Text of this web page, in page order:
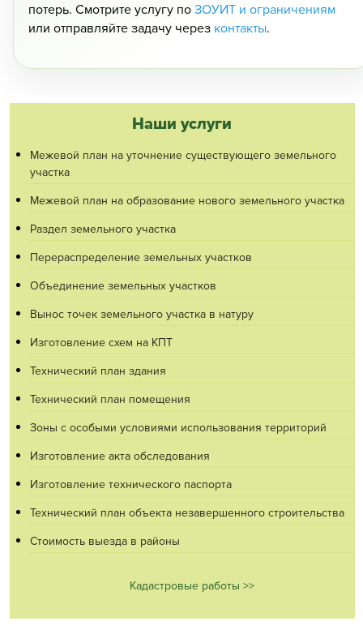
потерь. Смотрите услугу по ЗОУИТ и ограничениям
или отправляйте задачу через контакты.
Наши услуги
Межевой план на уточнение существующего земельного
участка
Межевой план на образование нового земельного участка
Раздел земельного участка
Перераспределение земельных участков
Объединение земельных участков
Вынос точек земельного участка в натуру
Изготовление схем на КПТ
Технический план здания
Технический план помещения
Зоны с особыми условиями использования территорий
Изготовление акта обследования
Изготовление технического паспорта
Технический план объекта незавершенного строительства
Стоимость выезда в районы
Кадастровые работы >>